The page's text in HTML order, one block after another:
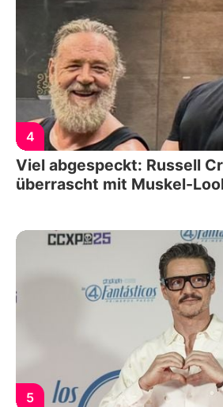
4
Viel abgespeckt: Russell
überrascht mit Muskel-
5